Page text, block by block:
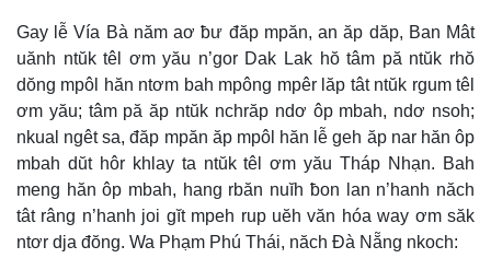
Gay lễ Vía Bà năm aơ ƀư đăp mpăn, an ăp dăp, Ban Mât
uănh ntŭk têl ơm yău n’gor Dak Lak hŏ tâm pă ntŭk rhŏ
dŏng mpôl hăn ntơm bah mpông mpêr lăp tât ntŭk rgum têl
ơm yău; tâm pă ăp ntŭk nchrăp ndơ ôp mbah, ndơ nsoh;
nkual ngêt sa, đăp mpăn ăp mpôl hăn lễ geh ăp nar hăn ôp
mbah dŭt hôr khlay ta ntŭk têl ơm yău Tháp Nhạn. Bah
meng hăn ôp mbah, hang rbăn nuĭh ƀon lan n’hanh năch
tât râng n’hanh joi gĭt mpeh rup uĕh văn hóa way ơm săk
ntơr dja đŏng. Wa Phạm Phú Thái, năch Đà Nẵng nkoch: